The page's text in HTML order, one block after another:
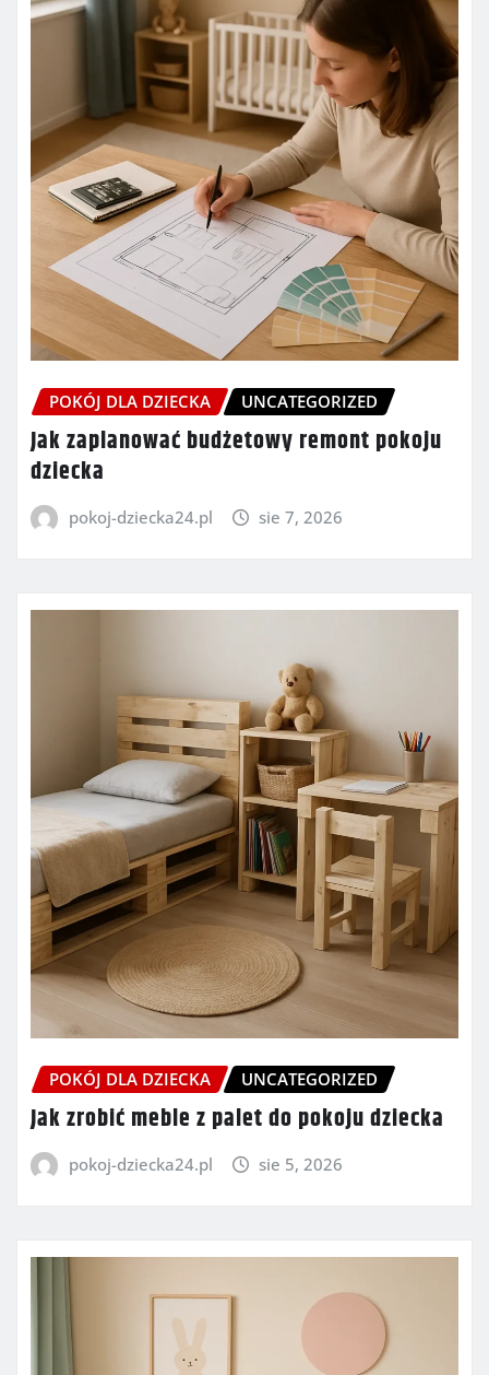
POKÓJ DLA DZIECKA UNCATEGORIZED
Jak zaplanować budżetowy remont pokoju
dziecka
pokoj-dziecka24.pl sie 7, 2026
POKÓJ DLA DZIECKA UNCATEGORIZED
Jak zrobić meble z palet do pokoju dziecka
pokoj-dziecka24.pl sie 5, 2026